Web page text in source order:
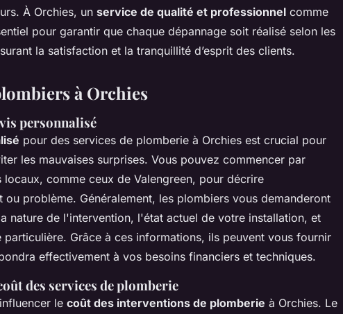
À Orchies, un service de qualité et professionnel comme
pour garantir que chaque dépannage soit réalisé selon les
la satisfaction et la tranquillité d’esprit des clients.
à Orchies
personnalisé
pour des services de plomberie à Orchies est crucial pour
les mauvaises surprises. Vous pouvez commencer par
locaux, comme ceux de Valengreen, pour décrire
problème. Généralement, les plombiers vous demanderont
nature de l'intervention, l'état actuel de votre installation, et
Grâce à ces informations, ils peuvent vous fournir
effectivement à vos besoins financiers et techniques.
des services de plomberie
le coût des interventions de plomberie à Orchies. Le